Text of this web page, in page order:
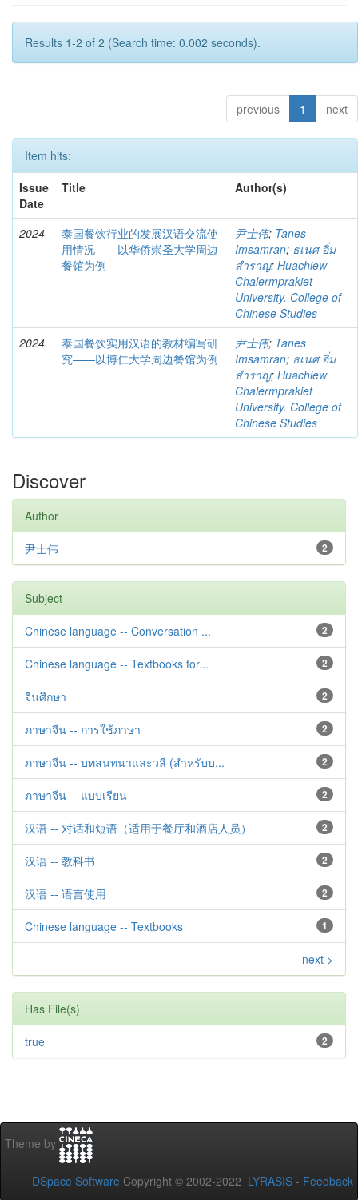
Results 1-2 of 2 (Search time: 0.002 seconds).
previous 1 next
Item hits:
Issue
Date
Title Author(s)
2024
泰国餐饮行业的发展汉语交流使
用情况——以华侨崇圣大学周边
餐馆为例
尹士伟; Tanes
Imsamran; ธเนศ อิ่ม
สำราญ; Huachiew
Chalermprakiet
University. College of
Chinese Studies
2024
泰国餐饮实用汉语的教材编写研
究——以博仁大学周边餐馆为例
尹士伟; Tanes
Imsamran; ธเนศ อิ่ม
สำราญ; Huachiew
Chalermprakiet
University. College of
Chinese Studies
Discover
Author
2
尹士伟
Subject
2
Chinese language -- Conversation ...
2
Chinese language -- Textbooks for...
2
จีนศึกษา
2
ภาษาจีน -- การใช้ภาษา
2
ภาษาจีน -- บทสนทนาและวลี (สำหรับบ...
2
ภาษาจีน -- แบบเรียน
2
汉语 -- 对话和短语（适用于餐厅和酒店人员）
2
汉语 -- 教科书
2
汉语 -- 语言使用
1
Chinese language -- Textbooks
next >
Has File(s)
2
true
Theme by
DSpace Software Copyright © 2002-2022 LYRASIS - Feedback